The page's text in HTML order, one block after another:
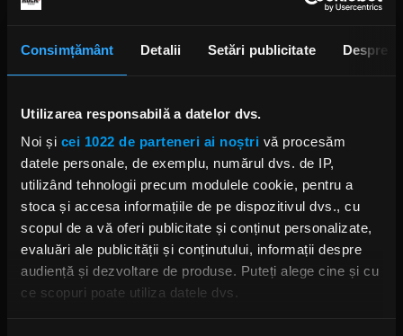
Consimțământ Detalii Setări publicitate Despre
Utilizarea responsabilă a datelor dvs.
Noi și cei 1022 de parteneri ai noștri vă procesăm
datele personale, de exemplu, numărul dvs. de IP,
utilizând tehnologii precum modulele cookie, pentru a
stoca și accesa informațiile de pe dispozitivul dvs., cu
scopul de a vă oferi publicitate și conținut personalizate,
evaluări ale publicității și conținutului, informații despre
audiență și dezvoltare de produse. Puteți alege cine și cu
ce scopuri poate utiliza datele dvs.
Foto: Facebook
DAVID ELLEFSON MEGADETH MEGADETH DARRYL MCDANIELS
THOM HAZAERT RUN DMC DMC